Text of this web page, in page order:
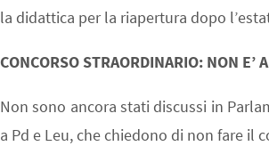
la didattica per la riapertura dopo
CONCORSO STRAORDINARIO: NON E’
Non sono ancora stati discussi in
a Pd e Leu, che chiedono di non fare il